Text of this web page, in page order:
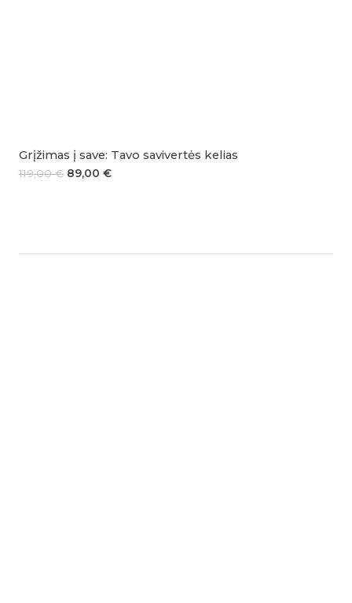
Grįžimas į save: Tavo savivertės kelias
119,00€ 89,00 €